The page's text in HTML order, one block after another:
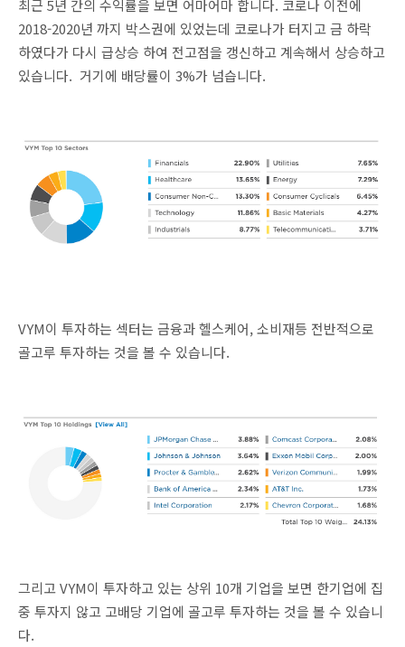
최근 5년 간의 수익률을 보면 어마어마 합니다. 코로나 이전에
2018-2020년 까지 박스권에 있었는데 코로나가 터지고 금 하락
하였다가 다시 급상승 하여 전고점을 갱신하고 계속해서 상승하고
있습니다. 거기에 배당률이 3%가 넘습니다.
VYM이 투자하는 섹터는 금융과 헬스케어, 소비재등 전반적으로
골고루 투자하는 것을 볼 수 있습니다.
그리고 VYM이 투자하고 있는 상위 10개 기업을 보면 한기업에 집
중 투자지 않고 고배당 기업에 골고루 투자하는 것을 볼 수 있습니
다.